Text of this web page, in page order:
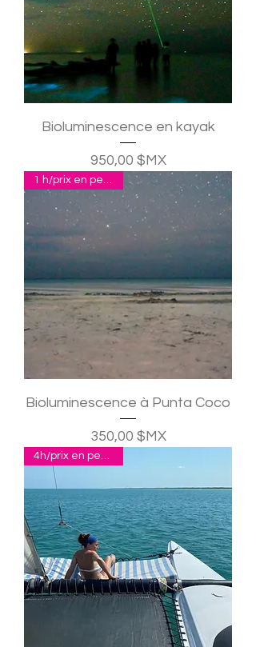
Bioluminescence en kayak
Prix
950,00 $MX
1 h/prix en pesos p.p
Bioluminescence à Punta Coco
Prix
350,00 $MX
4h/prix en pesos p.p.